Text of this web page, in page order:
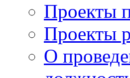
Проекты
Проекты
О